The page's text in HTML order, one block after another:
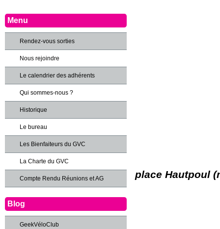
place Hautpoul
Menu
Rendez-vous sorties
Nous rejoindre
Le calendrier des adhérents
Qui sommes-nous ?
Historique
Le bureau
Les Bienfaiteurs du GVC
La Charte du GVC
Compte Rendu Réunions et AG
Blog
GeekVéloClub